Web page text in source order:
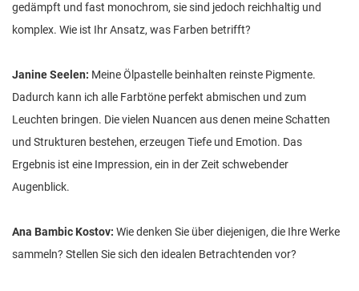
gedämpft und fast monochrom, sie sind jedoch reichhaltig und
komplex. Wie ist Ihr Ansatz, was Farben betrifft?
Janine Seelen: Meine Ölpastelle beinhalten reinste Pigmente.
Dadurch kann ich alle Farbtöne perfekt abmischen und zum
Leuchten bringen. Die vielen Nuancen aus denen meine Schatten
und Strukturen bestehen, erzeugen Tiefe und Emotion. Das
Ergebnis ist eine Impression, ein in der Zeit schwebender
Augenblick.
Ana Bambic Kostov: Wie denken Sie über diejenigen, die Ihre Werke
sammeln? Stellen Sie sich den idealen Betrachtenden vor?